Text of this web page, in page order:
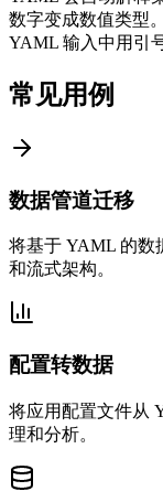
数字变成数值类型
YAML 输入中用引
常见用例
数据管道迁移
将基于 YAML 的数
和流式架构。
配置转数据
将应用配置文件从
理和分析。